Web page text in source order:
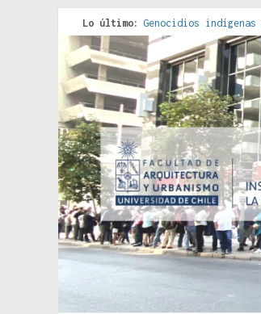
Lo último: Genocidios
Estudios sobre la
Donde el pedernal
Criterios técnicos
Red de consultorios